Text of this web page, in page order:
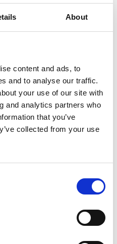
About
content and ads, to
and to analyse our traffic.
your use of our site with
and analytics partners who
that you’ve
collected from your use
€1.203,34
EuroScaffold passerelle